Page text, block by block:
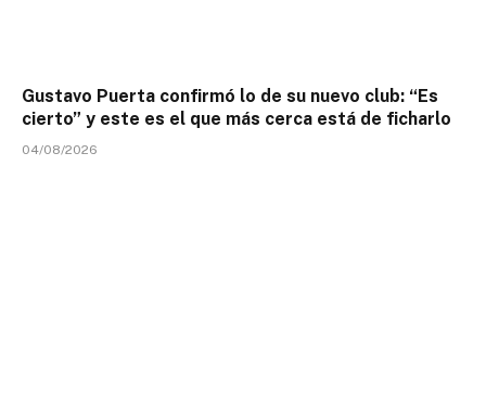
Gustavo Puerta confirmó lo de su nuevo club: “Es
cierto” y este es el que más cerca está de ficharlo
04/08/2026